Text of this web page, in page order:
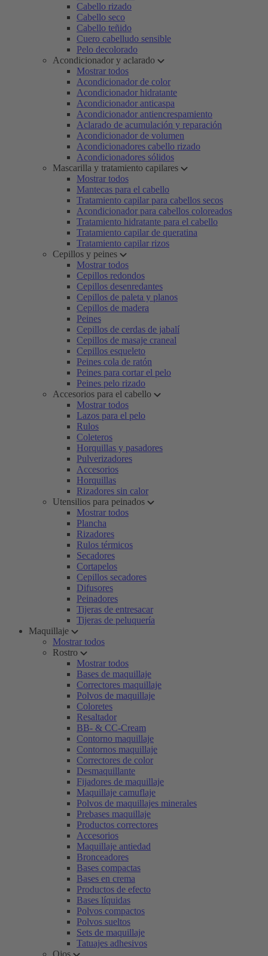
Cabello rizado
Cabello seco
Cabello teñido
Cuero cabelludo sensible
Pelo decolorado
Acondicionador y aclarado
Mostrar todos
Acondicionador de color
Acondicionador hidratante
Acondicionador anticaspa
Acondicionador antiencrespamiento
Aclarado de acumulación y reparación
Acondicionador de volumen
Acondicionadores cabello rizado
Acondicionadores sólidos
Mascarilla y tratamiento capilares
Mostrar todos
Mantecas para el cabello
Tratamiento capilar para cabellos secos
Acondicionador para cabellos coloreados
Tratamiento hidratante para el cabello
Tratamiento capilar de queratina
Tratamiento capilar rizos
Cepillos y peines
Mostrar todos
Cepillos redondos
Cepillos desenredantes
Cepillos de paleta y planos
Cepillos de madera
Peines
Cepillos de cerdas de jabalí
Cepillos de masaje craneal
Cepillos esqueleto
Peines cola de ratón
Peines para cortar el pelo
Peines pelo rizado
Accesorios para el cabello
Mostrar todos
Lazos para el pelo
Rulos
Coleteros
Horquillas y pasadores
Pulverizadores
Accesorios
Horquillas
Rizadores sin calor
Utensilios para peinados
Mostrar todos
Plancha
Rizadores
Rulos térmicos
Secadores
Cortapelos
Cepillos secadores
Difusores
Peinadores
Tijeras de entresacar
Tijeras de peluquería
Maquillaje
Mostrar todos
Rostro
Mostrar todos
Bases de maquillaje
Correctores maquillaje
Polvos de maquillaje
Coloretes
Resaltador
BB- & CC-Cream
Contorno maquillaje
Contornos maquillaje
Correctores de color
Desmaquillante
Fijadores de maquillaje
Maquillaje camuflaje
Polvos de maquillajes minerales
Prebases maquillaje
Productos correctores
Accesorios
Maquillaje antiedad
Bronceadores
Bases compactas
Bases en crema
Productos de efecto
Bases líquidas
Polvos compactos
Polvos sueltos
Sets de maquillaje
Tatuajes adhesivos
Ojos